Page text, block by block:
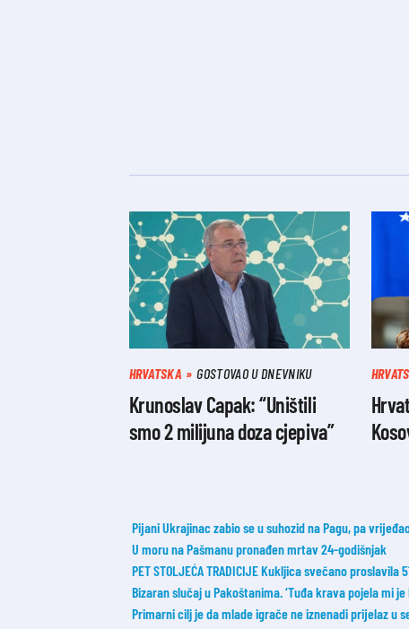
HRVATSKA GOSTOVAO U DNEVNIKU
Krunoslav Capak: “Uništili
smo 2 milijuna doza cjepiva”
Pijani Ukrajinac zabio se u suhozid na Pagu, pa
U moru na Pašmanu pronađen mrtav 24-godišnjak
PET STOLJEĆA TRADICIJE Kukljica svečano
Bizaran slučaj u Pakoštanima. ‘Tuđa krava pojela mi
Primarni cilj je da mlade igrače ne iznenadi prijelaz u